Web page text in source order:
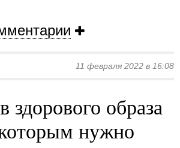
11 февраля 2022 в 16:08
здорового образа
нужно